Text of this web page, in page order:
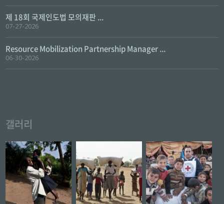
제 18회 국제인도법 모의재판 ...
07-27-2026
Resource Mobilization Partnership Manager ...
06-30-2026
갤러리